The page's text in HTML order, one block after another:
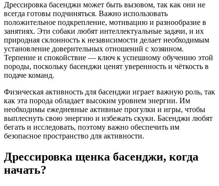
Дрессировка басенджи может быть вызовом, так как они не
всегда готовы подчиняться. Важно использовать
положительное подкрепление, мотивацию и разнообразие в
занятиях. Эти собаки любят интеллектуальные задачи, и их
природная склонность к независимости делает необходимым
установление доверительных отношений с хозяином.
Терпение и спокойствие — ключ к успешному обучению этой
породы, поскольку басенджи ценят уверенность и чёткость в
подаче команд.
Физическая активность для басенджи играет важную роль, так
как эта порода обладает высоким уровнем энергии. Им
необходимы ежедневные активные прогулки и игры, чтобы
выплеснуть свою энергию и избежать скуки. Басенджи любят
бегать и исследовать, поэтому важно обеспечить им
безопасное пространство для активности.
Дрессировка щенка басенджи, когда
начать?